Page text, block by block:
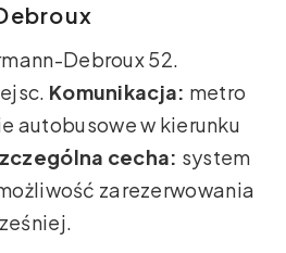
Debroux 52.
Komunikacja: metro
autobusowe w kierunku
cecha: system
zarezerwowania